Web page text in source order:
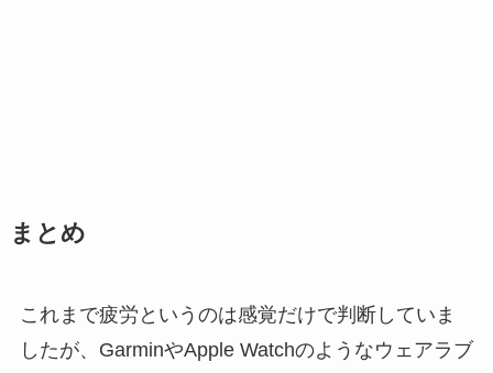
まとめ
これまで疲労というのは感覚だけで判断していま
したが、GarminやApple Watchのようなウェアラブ